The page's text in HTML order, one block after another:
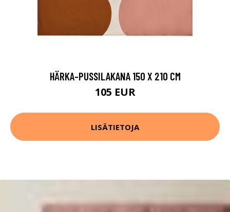
HÄRKA-PUSSILAKANA 150 X 210 CM
105 EUR
LISÄTIETOJA